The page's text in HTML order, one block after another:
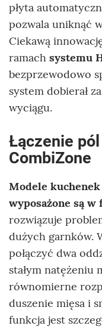
płyta
pozwala uniknąć
Ciekawą
ramach systemu
bezprzewodowo
system dobierał
wyciągu.
Łączenie
CombiZone
Modele
wyposażone są w
rozwiązuje
dużych garnków.
połączyć dwa
stałym natężeniu
równomierne
duszenie mięsa i
funkcja jest